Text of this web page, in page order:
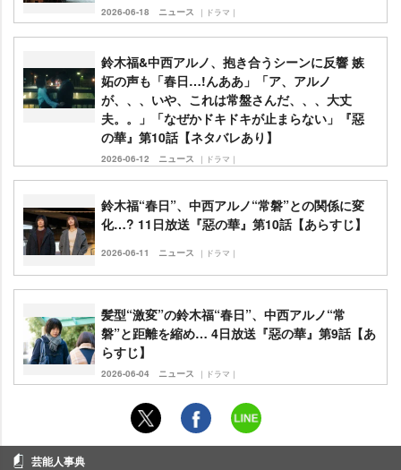
2026-06-18 ニュース ｜ドラマ｜
鈴木福&中西アルノ、抱き合うシーンに反響 嫉
妬の声も「春日…!んああ」「ア、アルノ
が、、、いや、これは常盤さんだ、、、大丈
夫。。」「なぜかドキドキが止まらない」『惡
の華』第10話【ネタバレあり】
2026-06-12 ニュース ｜ドラマ｜
鈴木福“春日”、中西アルノ“常磐”との関係に変
化…? 11日放送『惡の華』第10話【あらすじ】
2026-06-11 ニュース ｜ドラマ｜
髪型“激変”の鈴木福“春日”、中西アルノ“常
磐”と距離を縮め… 4日放送『惡の華』第9話【あ
らすじ】
2026-06-04 ニュース ｜ドラマ｜
芸能人事典